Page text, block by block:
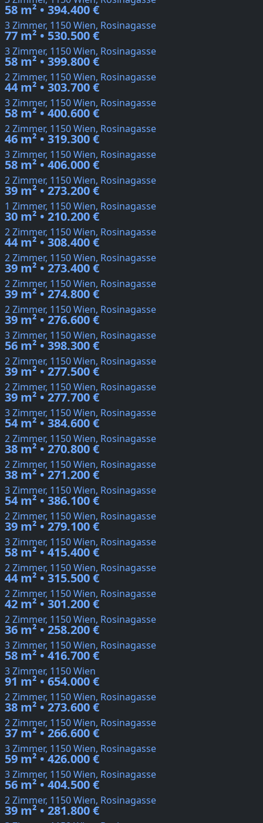
58 m² • 394.400 €
3 Zimmer, 1150 Wien, Rosinagasse
77 m² • 530.500 €
3 Zimmer, 1150 Wien, Rosinagasse
58 m² • 399.800 €
2 Zimmer, 1150 Wien, Rosinagasse
44 m² • 303.700 €
3 Zimmer, 1150 Wien, Rosinagasse
58 m² • 400.600 €
2 Zimmer, 1150 Wien, Rosinagasse
46 m² • 319.300 €
3 Zimmer, 1150 Wien, Rosinagasse
58 m² • 406.000 €
2 Zimmer, 1150 Wien, Rosinagasse
39 m² • 273.200 €
1 Zimmer, 1150 Wien, Rosinagasse
30 m² • 210.200 €
2 Zimmer, 1150 Wien, Rosinagasse
44 m² • 308.400 €
2 Zimmer, 1150 Wien, Rosinagasse
39 m² • 273.400 €
2 Zimmer, 1150 Wien, Rosinagasse
39 m² • 274.800 €
2 Zimmer, 1150 Wien, Rosinagasse
39 m² • 276.600 €
3 Zimmer, 1150 Wien, Rosinagasse
56 m² • 398.300 €
2 Zimmer, 1150 Wien, Rosinagasse
39 m² • 277.500 €
2 Zimmer, 1150 Wien, Rosinagasse
39 m² • 277.700 €
3 Zimmer, 1150 Wien, Rosinagasse
54 m² • 384.600 €
2 Zimmer, 1150 Wien, Rosinagasse
38 m² • 270.800 €
2 Zimmer, 1150 Wien, Rosinagasse
38 m² • 271.200 €
3 Zimmer, 1150 Wien, Rosinagasse
54 m² • 386.100 €
2 Zimmer, 1150 Wien, Rosinagasse
39 m² • 279.100 €
3 Zimmer, 1150 Wien, Rosinagasse
58 m² • 415.400 €
2 Zimmer, 1150 Wien, Rosinagasse
44 m² • 315.500 €
2 Zimmer, 1150 Wien, Rosinagasse
42 m² • 301.200 €
2 Zimmer, 1150 Wien, Rosinagasse
36 m² • 258.200 €
3 Zimmer, 1150 Wien, Rosinagasse
58 m² • 416.700 €
3 Zimmer, 1150 Wien
91 m² • 654.000 €
2 Zimmer, 1150 Wien, Rosinagasse
38 m² • 273.600 €
2 Zimmer, 1150 Wien, Rosinagasse
37 m² • 266.600 €
3 Zimmer, 1150 Wien, Rosinagasse
59 m² • 426.000 €
3 Zimmer, 1150 Wien, Rosinagasse
56 m² • 404.500 €
2 Zimmer, 1150 Wien, Rosinagasse
39 m² • 281.800 €